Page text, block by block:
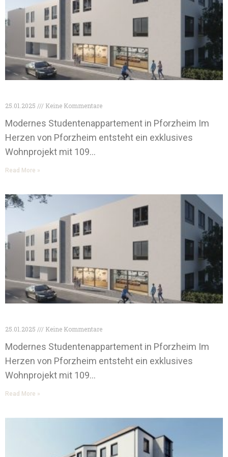
25.01.2025 Keine Kommentare
Modernes Studentenappartement in Pforzheim Im
Herzen von Pforzheim entsteht ein exklusives
Wohnprojekt mit 109…
Read More »
25.01.2025 Keine Kommentare
Modernes Studentenappartement in Pforzheim Im
Herzen von Pforzheim entsteht ein exklusives
Wohnprojekt mit 109…
Read More »